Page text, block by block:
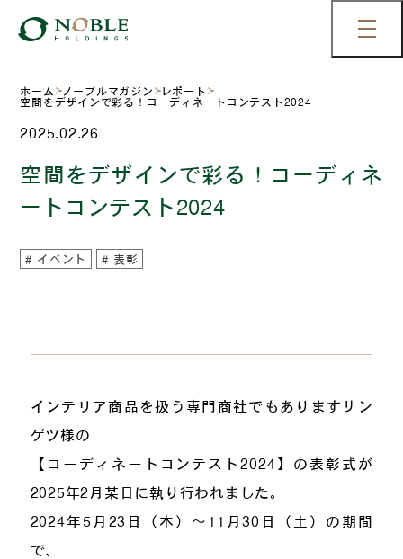
ホーム ノーブルマガジン
レポート
空間をデザインで彩る！コーディネートコンテスト2024
2025.02.26
空間をデザインで彩る！コーディネ
ートコンテスト2024
イベント 表彰
インテリア商品を扱う専門商社でもありますサン
ゲツ様の
【コーディネートコンテスト2024】の表彰式が
2025年2月某日に執り行われました。
2024年5月23日（木）～11月30日（土）の期間
で、